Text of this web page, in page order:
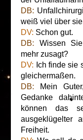
DB:
weiß viel über
DV: Schon gut.
DB: Wissen
mehr zusagt?
DV: Ich finde sie
gleichermaßen.
DB: Mein
Gedanke
können das
ausgeklügelter
Freiheit.